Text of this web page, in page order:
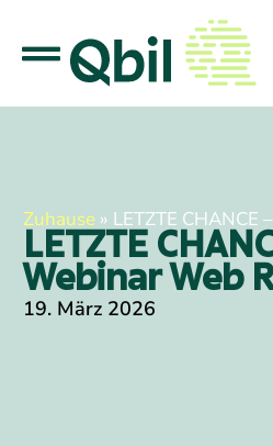
Zuhause » LETZTE CHANCE
LETZTE
Webinar Web
19. März 2026